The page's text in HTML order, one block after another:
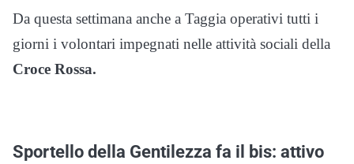
Da questa settimana anche a Taggia operativi tutti i
giorni i volontari impegnati nelle attività sociali della
Croce Rossa.
Sportello della Gentilezza fa il bis: attivo